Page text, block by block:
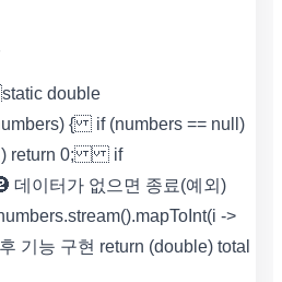
double
{ if (numbers == null)
) return 0; if
데이터가 없으면 종료(예외)
->
기능 구현 return (double) total